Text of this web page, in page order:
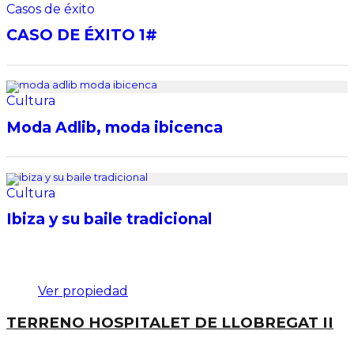
Casos de éxito
CASO DE ÉXITO 1#
Cultura
Moda Adlib, moda ibicenca
Cultura
Ibiza y su baile tradicional
Ver propiedad
TERRENO HOSPITALET DE LLOBREGAT II